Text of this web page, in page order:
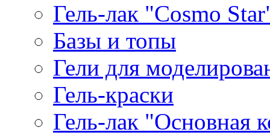
Гель-лак "Cosmo
Базы и топы
Гели для
Гель-краски
Гель-лак "Основная